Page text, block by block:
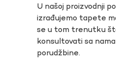
U našoj proizvodnji
izrađujemo tapete
se u tom trenutku
konsultovati sa
porudžbine.